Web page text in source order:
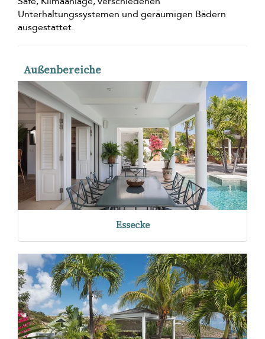
Unterhaltungssystemen und geräumigen Bädern
ausgestattet.
Außenbereiche
Essecke